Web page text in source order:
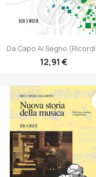
Da Capo Al Segno (Ricordi...
12,91 €